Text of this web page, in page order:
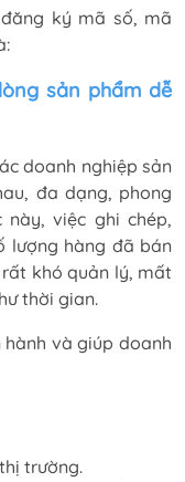
ký mã số, mã
sản phẩm dễ
doanh nghiệp sản
đa dạng, phong
việc ghi chép,
lượng hàng đã bán
khó quản lý, mất
thời gian.
hành và giúp doanh
trường.